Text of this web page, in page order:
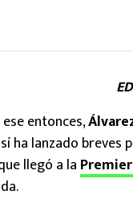
entonces,
ha lanzado
llegó a la